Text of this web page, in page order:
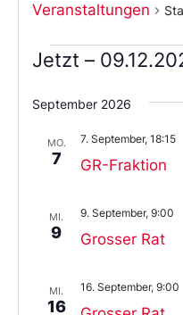
Veranstaltungen
Jetzt –
Sie
das
aus.
September 2026
MO.
7 GR-Fraktion
7. September, 18:15
MI.
9 Grosser Rat
9. September, 9:00
MI.
16
16. September, 9:00